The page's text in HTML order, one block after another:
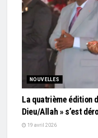
NOUVELLES
La quatrième édition
Dieu/Allah » s’est
19 avril 2026